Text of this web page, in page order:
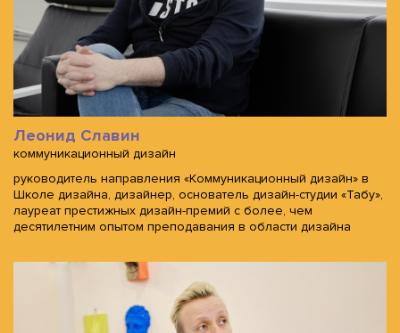
Леонид Славин
коммуникационный дизайн
руководитель направления «Коммуникационный дизайн» в
Школе дизайна, дизайнер, основатель дизайн-студии «Табу»,
лауреат престижных дизайн-премий с более, чем
десятилетним опытом преподавания в области дизайна